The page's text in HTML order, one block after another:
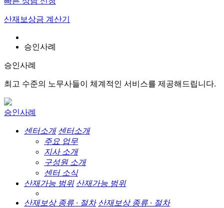
산재보상금 계산기
승인사례
승인사례
최고 수준의 노무사들이 체계적인 서비스를 제공해드립니다.
승인사례
센터소개 센터소개
주요 업무
지사 소개
구성원 소개
센터 소식
산재가능 범위 산재가능 범위
산재보상 종류 · 절차 산재보상 종류 · 절차